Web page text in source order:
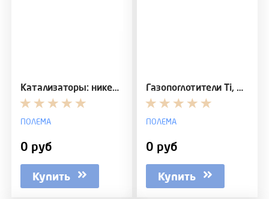
Катализаторы: никель-алюминиевые гранулы, порошок
ПОЛЕМА
0 руб
Купить
Газопоглотители Ti, Ti-Zr-Al
ПОЛЕМА
0 руб
Купить